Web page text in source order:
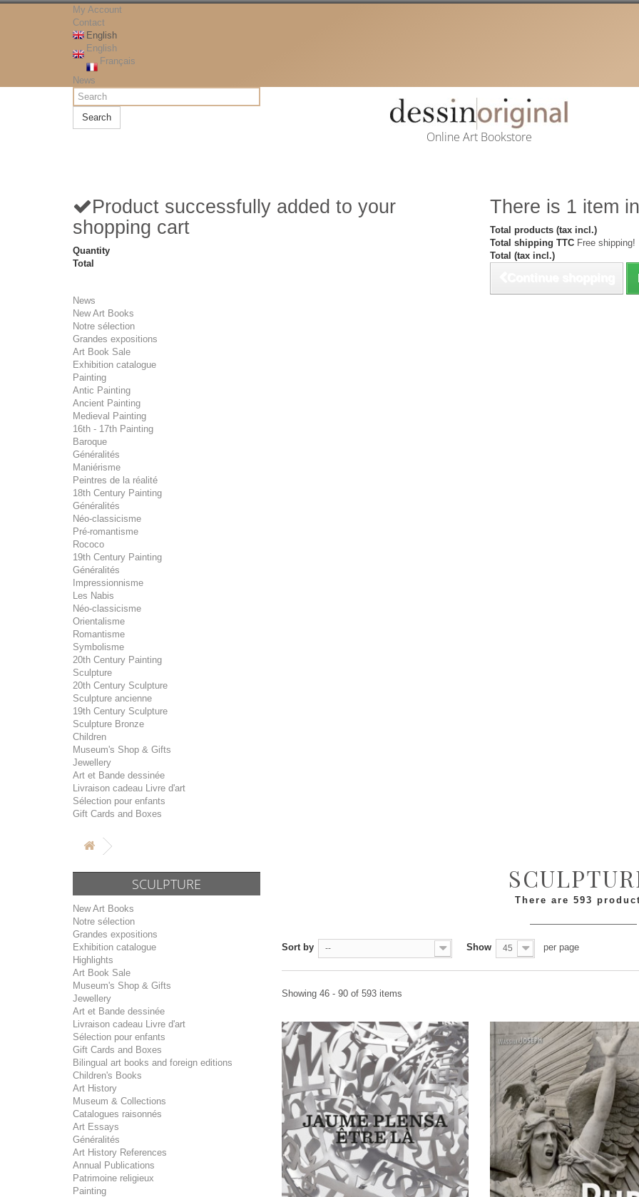
My Account
Contact
English
English
Français
News
Search
Online Art Bookstore
Product successfully added to your
shopping cart
Quantity
Total
There is 1 item
Total products (tax incl.)
Total shipping TTC Free shipping!
Total (tax incl.)
News
New Art Books
Notre sélection
Grandes expositions
Art Book Sale
Exhibition catalogue
Painting
Antic Painting
Ancient Painting
Medieval Painting
16th - 17th Painting
Baroque
Généralités
Maniérisme
Peintres de la réalité
18th Century Painting
Généralités
Néo-classicisme
Pré-romantisme
Rococo
19th Century Painting
Généralités
Impressionnisme
Les Nabis
Néo-classicisme
Orientalisme
Romantisme
Symbolisme
20th Century Painting
Sculpture
20th Century Sculpture
Sculpture ancienne
19th Century Sculpture
Sculpture Bronze
Children
Museum's Shop & Gifts
Jewellery
Art et Bande dessinée
Livraison cadeau Livre d'art
Sélection pour enfants
Gift Cards and Boxes
SCULPTURE
New Art Books
Notre sélection
Grandes expositions
Exhibition catalogue
Highlights
Art Book Sale
Museum's Shop & Gifts
Jewellery
Art et Bande dessinée
Livraison cadeau Livre d'art
Sélection pour enfants
Gift Cards and Boxes
Bilingual art books and foreign editions
Children's Books
Art History
Museum & Collections
Catalogues raisonnés
Art Essays
Généralités
Art History References
Annual Publications
Patrimoine religieux
Painting
There are 593
Sort by -- Show 45 per page
Showing 46 - 90 of 593 items